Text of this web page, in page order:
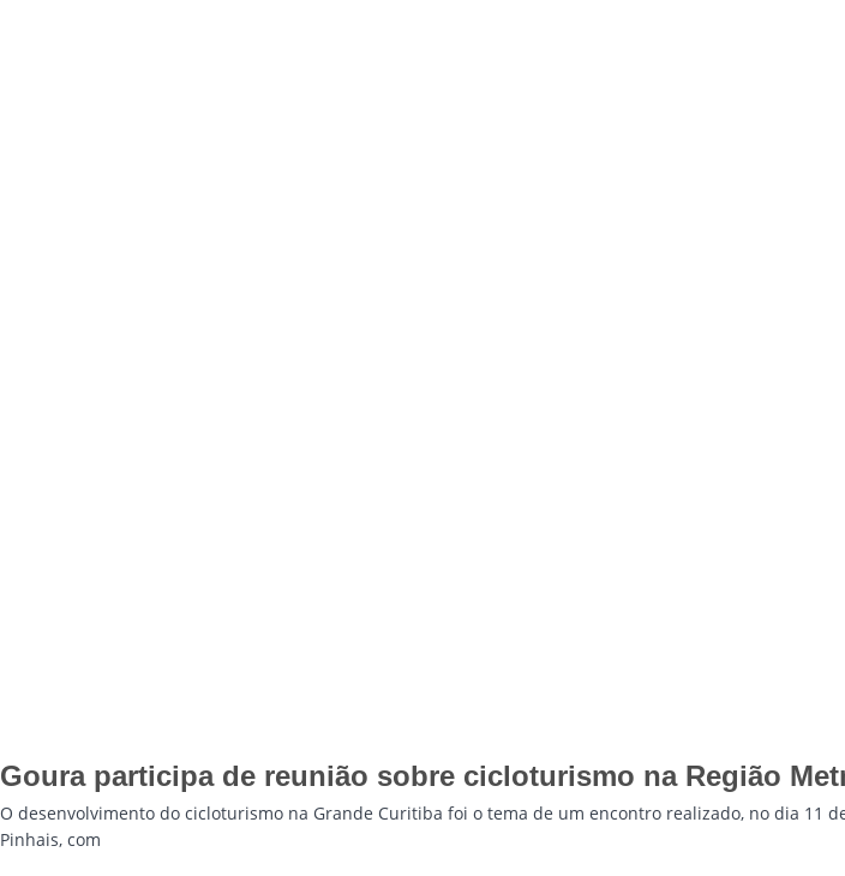
Goura participa de reunião sobre cicloturismo na Região
O desenvolvimento do cicloturismo na Grande Curitiba foi o tema de um encontro realizado, no dia 11
Pinhais, com